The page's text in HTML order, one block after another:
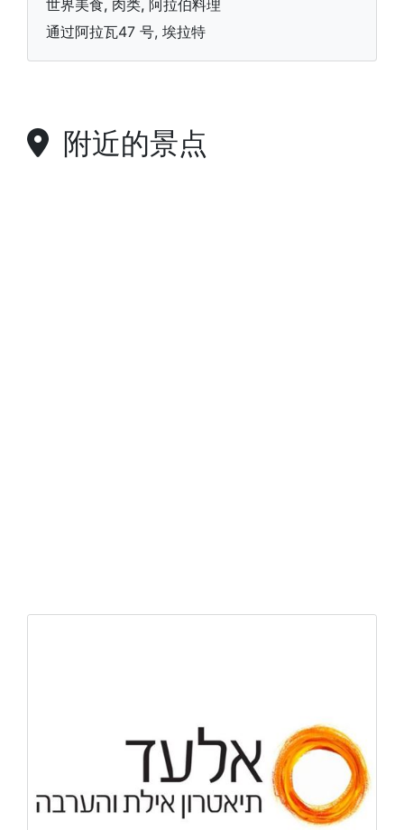
世界美食, 肉类, 阿拉伯料理
通过阿拉瓦47 号, 埃拉特
附近的景点